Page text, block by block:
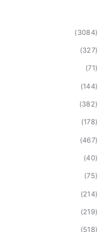
(3084)
(327)
(71)
(144)
(382)
(178)
(467)
(40)
(75)
(214)
(219)
(518)